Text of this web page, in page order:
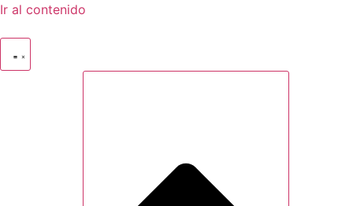
Ir al contenido